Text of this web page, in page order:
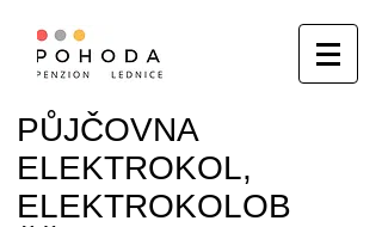
PŮJČOVNA
ELEKTROKOL,
ELEKTROKOLOB